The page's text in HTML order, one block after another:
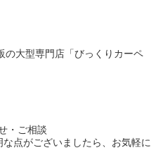
の大型専門店「びっくりカーペ
点がございましたら、お気軽に